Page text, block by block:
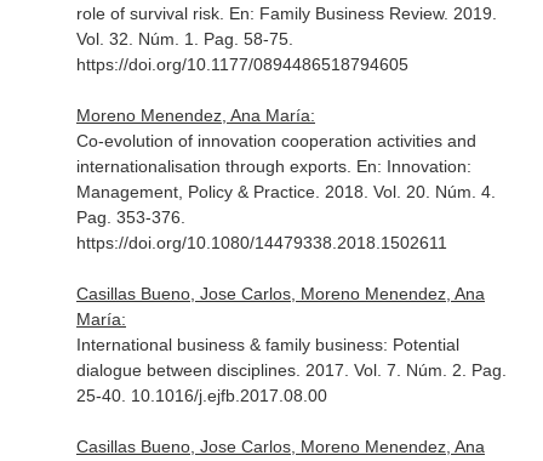
role of survival risk. En: Family Business Review. 2019.
Vol. 32. Núm. 1. Pag. 58-75.
https://doi.org/10.1177/0894486518794605
Moreno Menendez, Ana María:
Co-evolution of innovation cooperation activities and
internationalisation through exports. En: Innovation:
Management, Policy & Practice. 2018. Vol. 20. Núm. 4.
Pag. 353-376.
https://doi.org/10.1080/14479338.2018.1502611
Casillas Bueno, Jose Carlos, Moreno Menendez, Ana
María:
International business & family business: Potential
dialogue between disciplines. 2017. Vol. 7. Núm. 2. Pag.
25-40. 10.1016/j.ejfb.2017.08.00
Casillas Bueno, Jose Carlos, Moreno Menendez, Ana